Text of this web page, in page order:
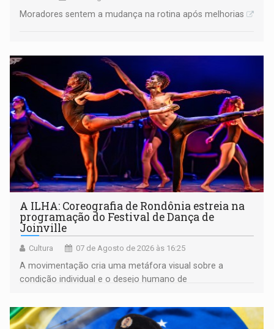
Moradores sentem a mudança na rotina após melhorias
A ILHA: Coreografia de Rondônia estreia na
programação do Festival de Dança de
Joinville
Cultura 07 de Agosto de 2026 às 16:25
A movimentação cria uma metáfora visual sobre a
condição individual e o desejo humano de